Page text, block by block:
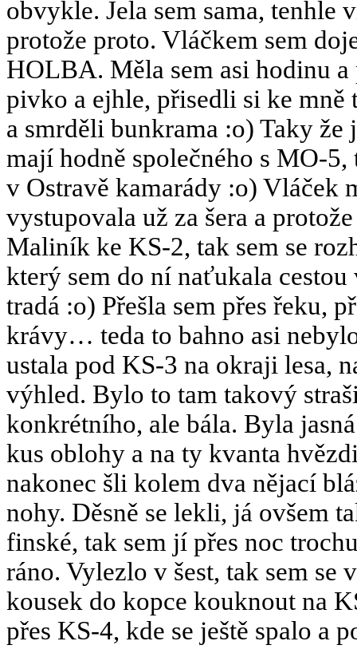
obvykle. Jela sem sama, tenhle
protože proto. Vláčkem sem
HOLBA. Měla sem asi hodinu a
pivko a ejhle, přisedli si ke mně
a smrděli bunkrama :o) Taky
mají hodně společného s MO-
v Ostravě kamarády :o) Vláček
vystupovala už za šera a
Maliník ke KS-2, tak sem se
který sem do ní naťukala
tradá :o) Přešla sem přes řeku,
krávy… teda to bahno asi
ustala pod KS-3 na okraji lesa,
výhled. Bylo to tam takový
konkrétního, ale bála. Byla
kus oblohy a na ty kvanta
nakonec šli kolem dva nějací
nohy. Děsně se lekli, já ovšem
finské, tak sem jí přes noc
ráno. Vylezlo v šest, tak sem se
kousek do kopce kouknout na
přes KS-4, kde se ještě spalo a